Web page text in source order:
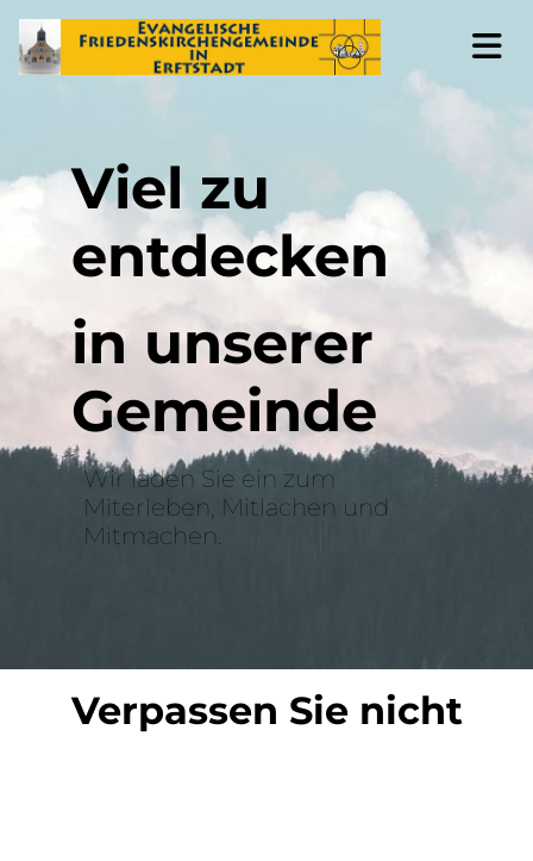
Viel zu
entdecken
in unserer
Gemeinde
Wir laden Sie ein zum
Miterleben, Mitlachen und
Mitmachen.
Verpassen Sie nicht